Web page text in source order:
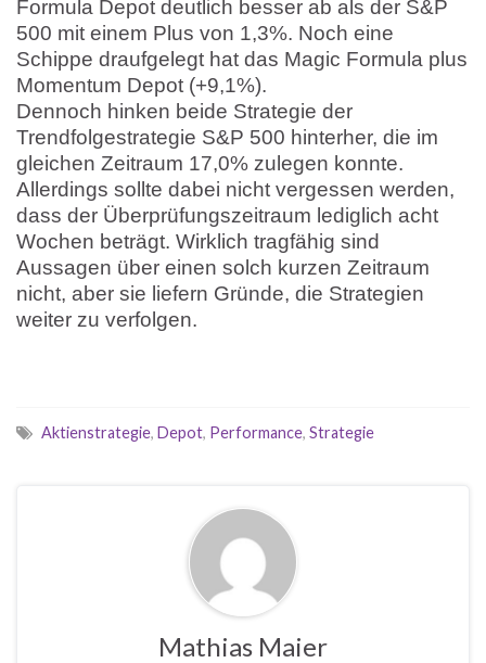
Formula Depot deutlich besser ab als der S&P
500 mit einem Plus von 1,3%. Noch eine
Schippe draufgelegt hat das Magic Formula plus
Momentum Depot (+9,1%).
Dennoch hinken beide Strategie der
Trendfolgestrategie S&P 500 hinterher, die im
gleichen Zeitraum 17,0% zulegen konnte.
Allerdings sollte dabei nicht vergessen werden,
dass der Überprüfungszeitraum lediglich acht
Wochen beträgt. Wirklich tragfähig sind
Aussagen über einen solch kurzen Zeitraum
nicht, aber sie liefern Gründe, die Strategien
weiter zu verfolgen.
Aktienstrategie, Depot, Performance, Strategie
Mathias Maier